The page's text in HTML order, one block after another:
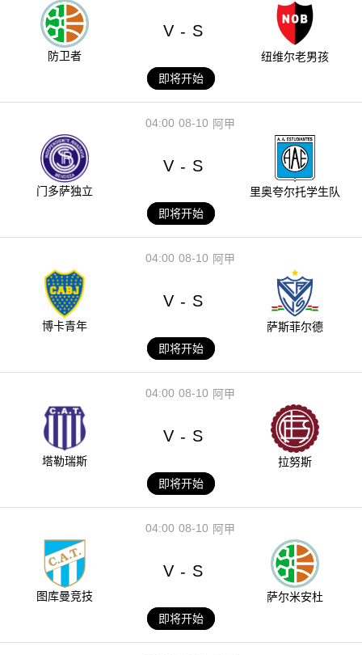
防卫者
V - S
纽维尔老男孩
即将开始
08-10
04:00 阿甲
门多萨独立
V - S
里奥夸尔托学生队
即将开始
08-10
04:00 阿甲
博卡青年
V - S
萨斯菲尔德
即将开始
08-10
04:00 阿甲
塔勒瑞斯
V - S
拉努斯
即将开始
08-10
04:00 阿甲
图库曼竞技
V - S
萨尔米安杜
即将开始